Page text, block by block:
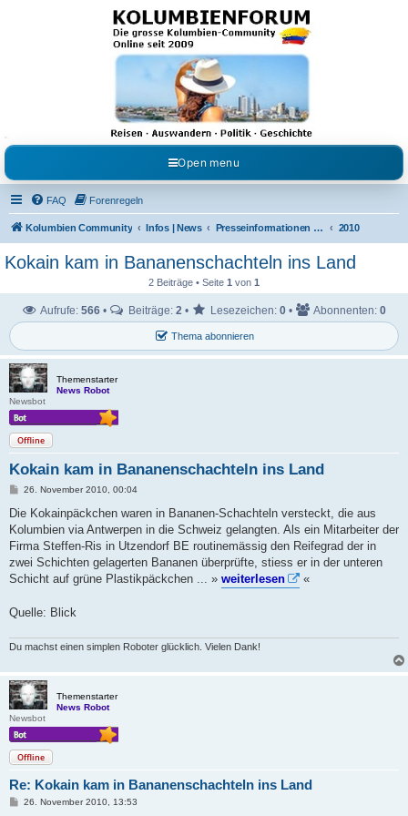
Kolumbienforum - Das
grosse Forum der
Freunde Kolumbiens
Reisen, Auswandern, Kultur, Politik, Geschichte und Visum in Kolumbien und Venezuela.
Austausch, Erfahrungen und Gemeinschaft im Kolumbienforum
Open menu
FAQ Forenregeln
Kolumbien Community Infos | News Presseinformationen & Neuigkeiten 2010
Kokain kam in Bananenschachteln ins Land
2 Beiträge • Seite 1 von 1
Thema abonnieren
Aufrufe: 566 • Beiträge: 2 • Lesezeichen: 0 • Abonnenten: 0
Themenstarter
News Robot
Newsbot
Offline
Kokain kam in Bananenschachteln ins Land
B
i
r
a
26. November 2010, 00:04
Die Kokainpäckchen waren in Bananen-Schachteln versteckt, die aus
Kolumbien via Antwerpen in die Schweiz gelangten. Als ein Mitarbeiter der
Firma Steffen-Ris in Utzendorf BE routinemässig den Reifegrad der in
zwei Schichten gelagerten Bananen überprüfte, stiess er in der unteren
Schicht auf grüne Plastikpäckchen ... » weiterlesen «
Quelle: Blick
Du machst einen simplen Roboter glücklich. Vielen Dank!
Themenstarter
News Robot
Newsbot
Offline
Re: Kokain kam in Bananenschachteln ins Land
B26. November 2010, 13:53